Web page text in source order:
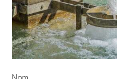
Nom